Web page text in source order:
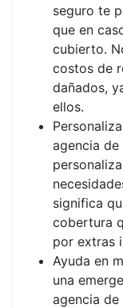
seguro te
que en
cubierto.
costos de
dañados,
ellos.
agencia
significa
cobertura
por extras
Ayuda en
una
agencia